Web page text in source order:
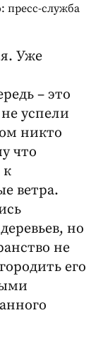
служба
Уже
– это
успели
никто
что
к
ветра.
но
не
его